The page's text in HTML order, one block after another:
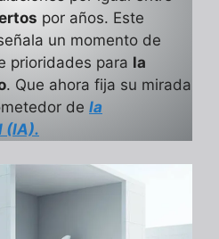
por años. Este
un momento de
prioridades para la
. Que ahora fija su mirada
de la
(IA).